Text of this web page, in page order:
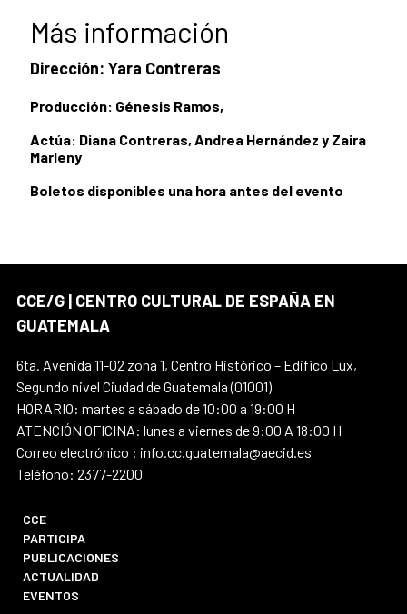
Más información
Dirección: Yara Contreras
Producción: Génesis Ramos,
Actúa: Diana Contreras, Andrea Hernández y Zaira
Marleny
Boletos disponibles una hora antes del evento
CCE/G | CENTRO CULTURAL DE ESPAÑA EN
GUATEMALA
6ta. Avenida 11-02 zona 1, Centro Histórico – Edifico Lux,
Segundo nivel Ciudad de Guatemala (01001)
HORARIO: martes a sábado de 10:00 a 19:00 H
ATENCIÓN OFICINA: lunes a viernes de 9:00 A 18:00 H
Correo electrónico : info.cc.guatemala@aecid.es
Teléfono: 2377-2200
CCE
PARTICIPA
PUBLICACIONES
ACTUALIDAD
EVENTOS